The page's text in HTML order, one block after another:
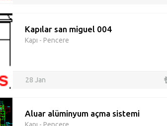
Kapılar san miguel 004
Kapı - Pencere
28 Jan
Aluar alüminyum açma sistemi